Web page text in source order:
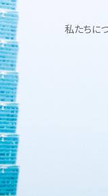
私たちに